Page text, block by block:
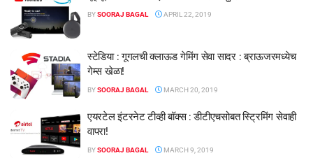
BYSOORAJ BAGAL APRIL 22, 2019
स्टेडिया : गूगलची क्लाऊड गेमिंग सेवा सादर : ब्राऊजरमध्येच
गेम्स खेळा!
BYSOORAJ BAGAL MARCH 20, 2019
एयरटेल इंटरनेट टीव्ही बॉक्स : डीटीएचसोबत स्ट्रिमिंग सेवाही
वापरा!
BYSOORAJ BAGAL MARCH 9, 2019